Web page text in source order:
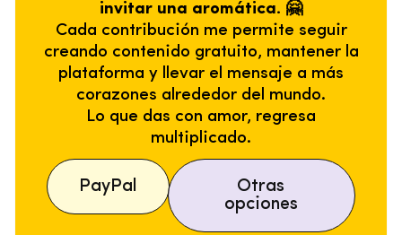
invitar una aromática. 🤗
Cada contribución me permite seguir
creando contenido gratuito, mantener la
plataforma y llevar el mensaje a más
corazones alrededor del mundo.
Lo que das con amor, regresa
multiplicado.
PayPal
Otras
opciones